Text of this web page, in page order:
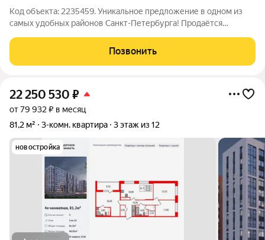
Код объекта: 2235459. Уникальное предложение в одном из
самых удобных районов Санкт-Петербурга! Продаётся
шоссе, 27к3. Кирпично-монолитный дом 2007 года постройки
гарантирует надёжность и
Позвонить
22 250 530 ₽
от 79 932 ₽ в месяц
81,2 м²
3-комн. квартира 3 этаж из 12
новостройка